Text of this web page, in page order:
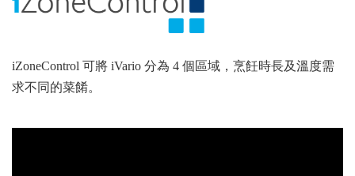
iZoneControl 可將 iVario 分為 4 個區域，烹飪時長及溫度需
求不同的菜餚。